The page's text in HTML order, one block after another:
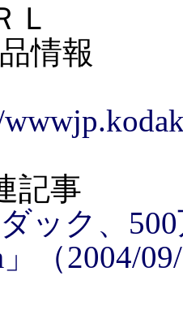
Ｌ
情報
記事
ック、
（2004/